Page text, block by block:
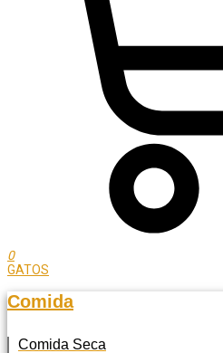
0
GATOS
Comida
Comida Seca